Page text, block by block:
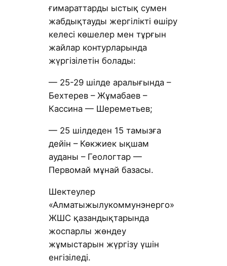
ғимараттарды ыстық сумен
жабдықтауды жергілікті өшіру
келесі көшелер мен тұрғын
жайлар контурларында
жүргізілетін болады:
— 25-29 шілде аралығында –
Бехтерев – Жұмабаев –
Кассина — Шереметьев;
— 25 шілдеден 15 тамызға
дейін – Көкжиек ықшам
ауданы – Геологтар —
Первомай мұнай базасы.
Шектеулер
«Алматыжылукоммунэнерго»
ЖШС қазандықтарында
жоспарлы жөндеу
жұмыстарын жүргізу үшін
енгізіледі.